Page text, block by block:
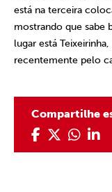
está na terceira
mostrando que sabe
lugar está
recentemente pelo
Compartilhe